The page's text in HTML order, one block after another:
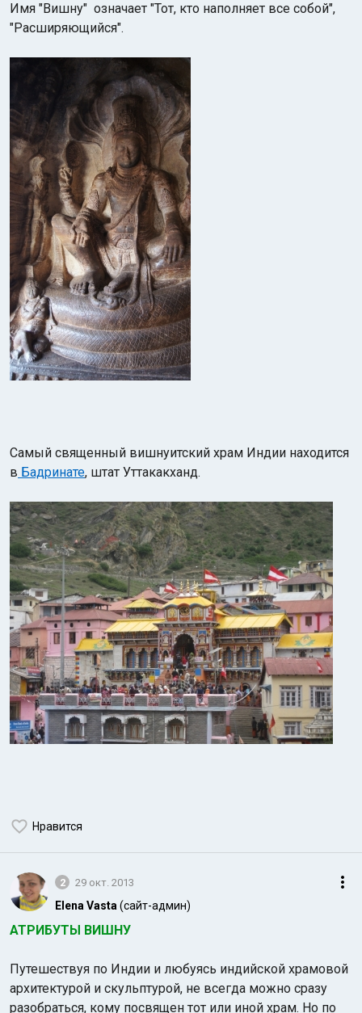
Имя "Вишну" означает "Тот, кто наполняет все собой",
"Расширяющийся".
Самый священный вишнуитский храм Индии находится
в Бадринате, штат Уттакакханд.
Нравится
2 29 окт. 2013
Elena Vasta (сайт-админ)
АТРИБУТЫ ВИШНУ
Путешествуя по Индии и любуясь индийской храмовой
архитектурой и скульптурой, не всегда можно сразу
разобраться, кому посвящен тот или иной храм. Но по